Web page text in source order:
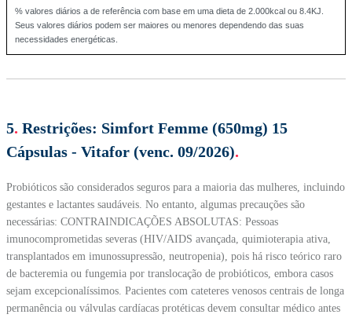
% valores diários a de referência com base em uma dieta de 2.000kcal ou 8.4KJ.
Seus valores diários podem ser maiores ou menores dependendo das suas
necessidades energéticas.
5. Restrições: Simfort Femme (650mg) 15
Cápsulas - Vitafor (venc. 09/2026).
Probióticos são considerados seguros para a maioria das mulheres, incluindo
gestantes e lactantes saudáveis. No entanto, algumas precauções são
necessárias: CONTRAINDICAÇÕES ABSOLUTAS: Pessoas
imunocomprometidas severas (HIV/AIDS avançada, quimioterapia ativa,
transplantados em imunossupressão, neutropenia), pois há risco teórico raro
de bacteremia ou fungemia por translocação de probióticos, embora casos
sejam excepcionalíssimos. Pacientes com cateteres venosos centrais de longa
permanência ou válvulas cardíacas protéticas devem consultar médico antes